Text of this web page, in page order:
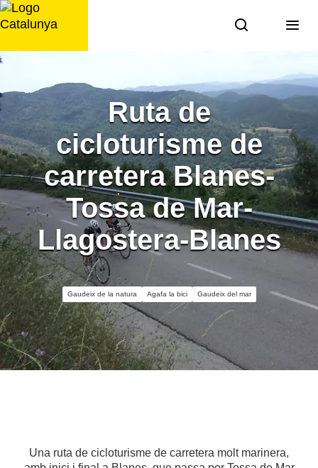
Saltar
al
Ruta de
cicloturisme de
carretera Blanes-
Tossa de Mar-
Llagostera-Blanes
Gaudeix de la natura Agafa la bici Gaudeix del mar
Una ruta de cicloturisme de carretera molt marinera,